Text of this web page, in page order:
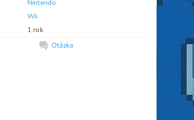
Nintendo
Wii
1 rok
Otázka